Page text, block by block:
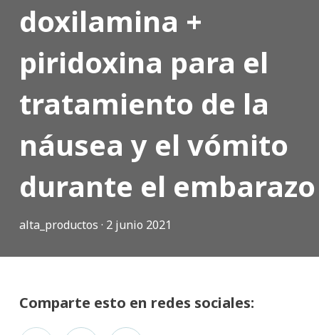
doxilamina +
piridoxina para el
tratamiento de la
náusea y el vómito
durante el embarazo
alta_productos · 2 junio 2021
Comparte esto en redes sociales: